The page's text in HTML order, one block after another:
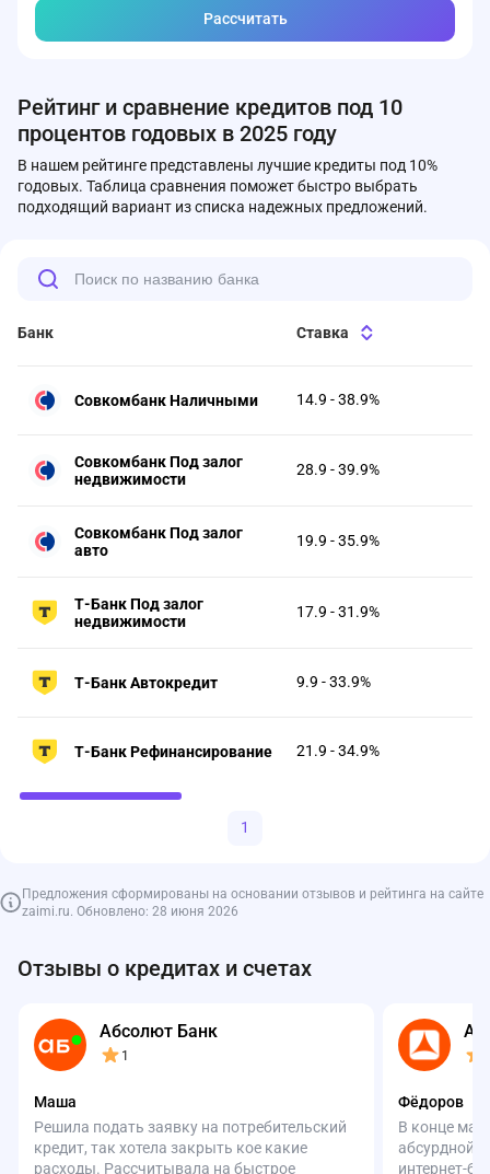
Рассчитать
Рейтинг и сравнение кредитов под 10
процентов годовых в 2025 году
В нашем рейтинге представлены лучшие кредиты под 10%
годовых. Таблица сравнения поможет быстро выбрать
подходящий вариант из списка надежных предложений.
Банк Ставка
Совкомбанк Наличными 14.9 - 38.9%
Совкомбанк Под залог
недвижимости
28.9 - 39.9%
Совкомбанк Под залог
авто
19.9 - 35.9%
Т-Банк Под залог
недвижимости
17.9 - 31.9%
Т-Банк Автокредит 9.9 - 33.9%
Т-Банк Рефинансирование 21.9 - 34.9%
1
Предложения сформированы на основании отзывов и рейтинга на сайте
zaimi.ru. Обновлено: 28 июня 2026
Отзывы о кредитах и счетах
Абсолют Банк
1
Маша
Решила подать заявку на потребительский
кредит, так хотела закрыть кое какие
расходы. Рассчитывала на быстрое
Фёдоров
В конце
абсурдной
интернет-